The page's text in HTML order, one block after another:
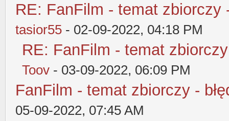
RE: FanFilm - temat zbiorczy
tasior55 - 02-09-2022, 04:18 PM
RE: FanFilm - temat
Toov - 03-09-2022, 06:09 PM
FanFilm - temat zbiorczy -
05-09-2022, 07:45 AM